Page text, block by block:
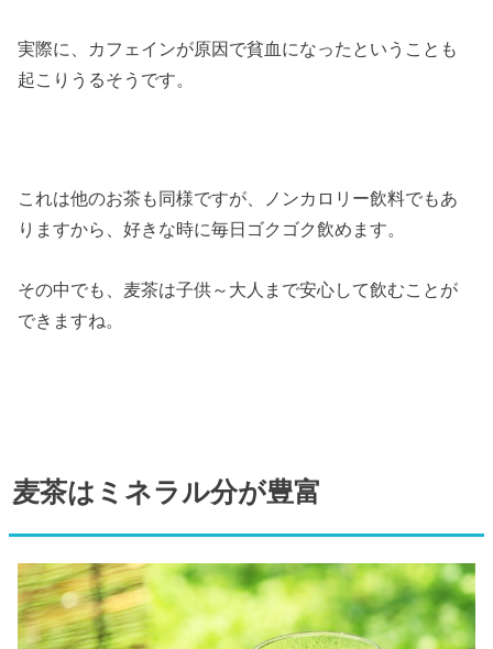
実際に、カフェインが原因で貧血になったということも
起こりうるそうです。
これは他のお茶も同様ですが、ノンカロリー飲料でもあ
りますから、好きな時に毎日ゴクゴク飲めます。
その中でも、麦茶は子供～大人まで安心して飲むことが
できますね。
麦茶はミネラル分が豊富